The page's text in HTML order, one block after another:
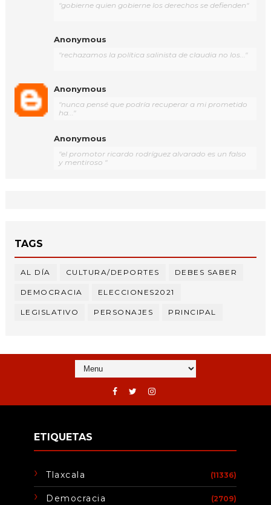
"gobierne quien gobierne los derechos se defienden"
Anonymous
"rechazamos la política salinista de claudia no los..."
Anonymous
"nunca pensé que podría recuperar a mi prometido
ha..."
Anonymous
"el promotor ricardo rodríguez alvarado es un falso
y mentiroso "
TAGS
AL DÍA CULTURA/DEPORTES DEBES SABER
DEMOCRACIA ELECCIONES2021
LEGISLATIVO PERSONAJES PRINCIPAL
ETIQUETAS
Tlaxcala (11336)
Democracia (2709)